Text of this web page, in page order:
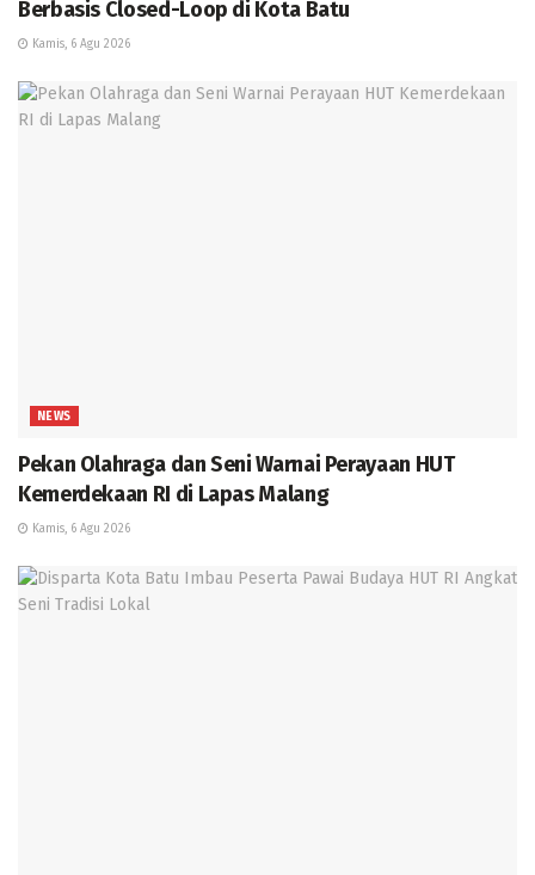
Berbasis Closed-Loop di Kota Batu
Kamis, 6 Agu 2026
NEWS
Pekan Olahraga dan Seni Warnai Perayaan HUT
Kemerdekaan RI di Lapas Malang
Kamis, 6 Agu 2026